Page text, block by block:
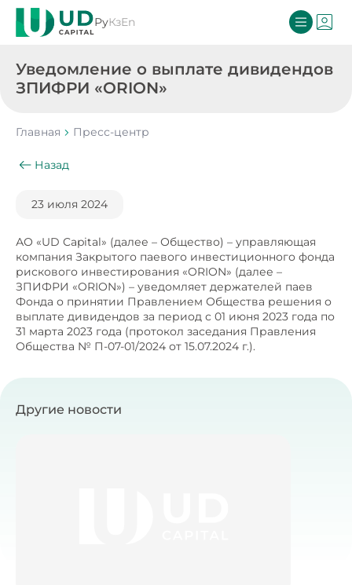
РуКзEn
Уведомление о выплате дивидендов
ЗПИФРИ «ORION»
Главная Пресс-центр
Назад
23 июля 2024
АО «UD Capital» (далее – Общество) – управляющая
компания Закрытого паевого инвестиционного фонда
рискового инвестирования «ORION» (далее –
ЗПИФРИ «ORION») – уведомляет держателей паев
Фонда о принятии Правлением Общества решения о
выплате дивидендов за период с 01 июня 2023 года по
31 марта 2023 года (протокол заседания Правления
Общества № П-07-01/2024 от 15.07.2024 г.).
Другие новости